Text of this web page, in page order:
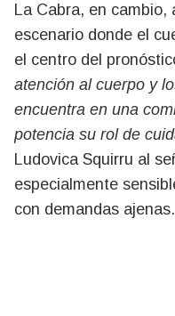
La Cabra, en cambio,
escenario donde el
el centro del
atención al cuerpo y
encuentra en una
potencia su rol de
Ludovica Squirru al
especialmente
con demandas ajenas.